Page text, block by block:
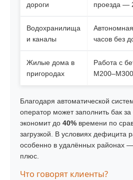
дороги
проезда —
Водохранилища
и каналы
часов без
Жилые дома в
пригородах
Работа с
М200–М300
Благодаря автоматической
оператор может заполнить бак за
экономит до 40% времени по
загрузкой. В условиях дефицита
особенно в удалённых районах
плюс.
Что говорят клиенты?